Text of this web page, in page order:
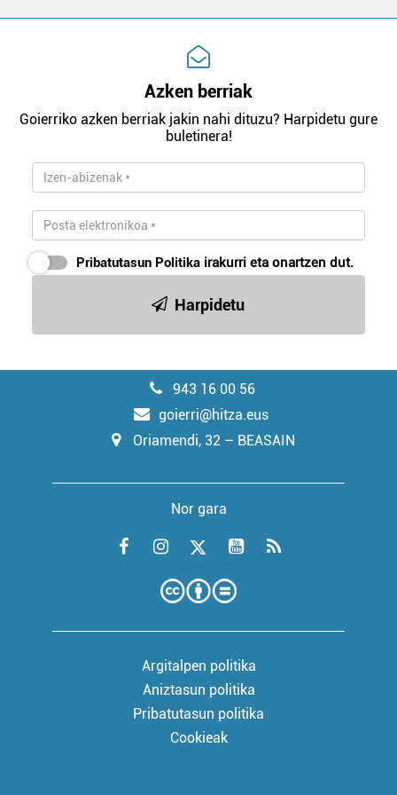
Azken berriak
Goierriko azken berriak jakin nahi dituzu? Harpidetu gure
buletinera!
Pribatutasun Politika irakurri eta onartzen dut.
Harpidetu
943 16 00 56
goierri@hitza.eus
Oriamendi, 32 – BEASAIN
Nor gara
Argitalpen politika
Aniztasun politika
Pribatutasun politika
Cookieak